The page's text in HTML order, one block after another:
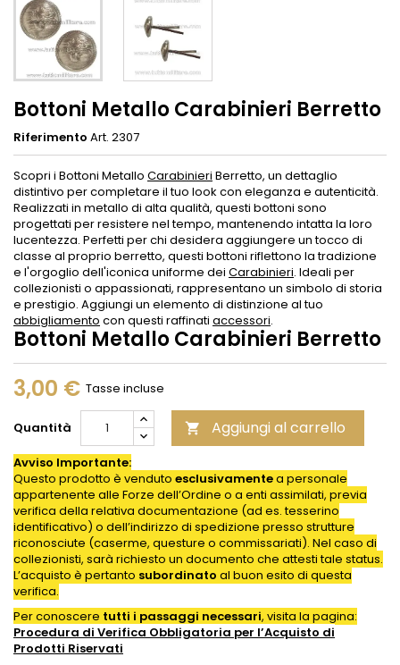
Bottoni Metallo Carabinieri Berretto
Riferimento Art. 2307
Scopri i Bottoni Metallo Carabinieri Berretto, un dettaglio
distintivo per completare il tuo look con eleganza e autenticità.
Realizzati in metallo di alta qualità, questi bottoni sono
progettati per resistere nel tempo, mantenendo intatta la loro
lucentezza. Perfetti per chi desidera aggiungere un tocco di
classe al proprio berretto, questi bottoni riflettono la tradizione
e l'orgoglio dell'iconica uniforme dei Carabinieri. Ideali per
collezionisti o appassionati, rappresentano un simbolo di storia
e prestigio. Aggiungi un elemento di distinzione al tuo
abbigliamento con questi raffinati accessori.
Bottoni Metallo Carabinieri Berretto
3,00 € Tasse incluse
Quantità  Aggiungi al carrello
Avviso Importante:
Questo prodotto è venduto esclusivamentea personale
appartenente alle Forze dell’Ordine o a enti assimilati, previa
verifica della relativa documentazione (ad es. tesserino
identificativo) o dell’indirizzo di spedizione presso strutture
riconosciute (caserme, questure o commissariati). Nel caso di
collezionisti, sarà richiesto un documento che attesti tale status.
L’acquisto è pertanto subordinato al buon esito di questa
verifica.
Per conoscere tutti i passaggi necessari, visita la pagina:
Procedura di Verifica Obbligatoria per l’Acquisto di
Prodotti Riservati